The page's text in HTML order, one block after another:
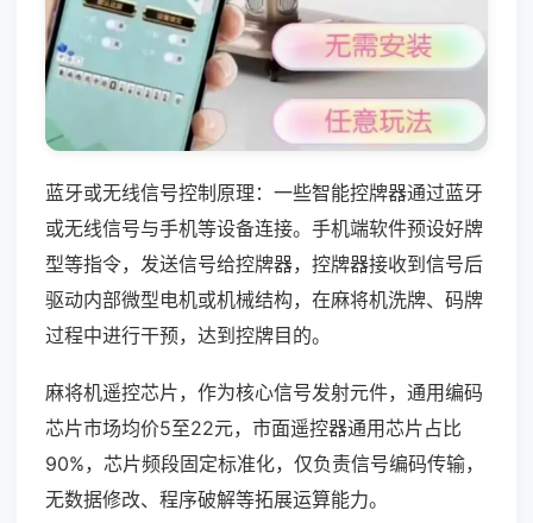
蓝牙或无线信号控制原理：一些智能控牌器通过蓝牙
或无线信号与手机等设备连接。手机端软件预设好牌
型等指令，发送信号给控牌器，控牌器接收到信号后
驱动内部微型电机或机械结构，在麻将机洗牌、码牌
过程中进行干预，达到控牌目的。
麻将机遥控芯片，作为核心信号发射元件，通用编码
芯片市场均价5至22元，市面遥控器通用芯片占比
90%，芯片频段固定标准化，仅负责信号编码传输，
无数据修改、程序破解等拓展运算能力。